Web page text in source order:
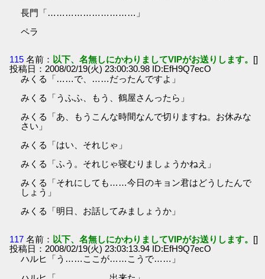
長門「…………………………」
ペラ
115 名前： 以下、名無しにかわりましてVIPがお送りします。 []
投稿日：2008/02/19(火) 23:00:30.98 ID:EfH9Q7ecO
みくる「……で、……だったんですよ」
みくる「うふふ、もう、鶴屋さんったら」
みくる「あ、もうこんな時間なんで切りますね。お休みな
さい」
みくる「はい、それじゃ」
みくる「ふう。それじゃ寝むりましょうかねえ」
みくる「それにしても……今日のキョン君はどうしたんで
しょう」
みくる「明日、お話してみましょうか」
117 名前： 以下、名無しにかわりましてVIPがお送りします。 []
投稿日：2008/02/19(火) 23:03:13.94 ID:EfH9Q7ecO
ハルヒ「う……ここが……こうで……」